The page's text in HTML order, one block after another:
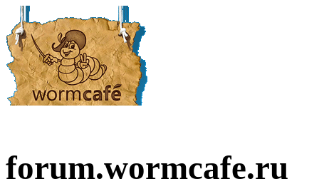
forum.wormcafe.ru